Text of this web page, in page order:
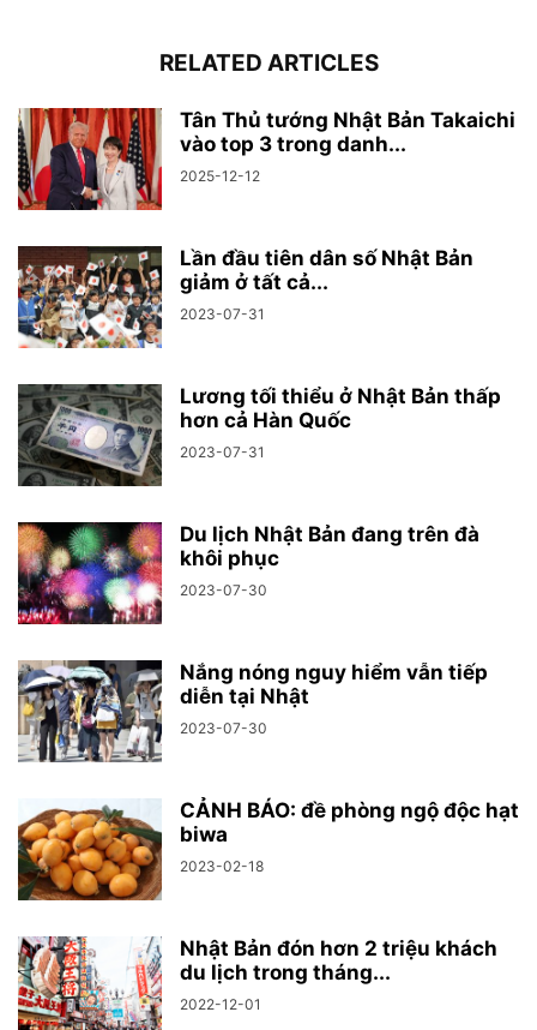
RELATED ARTICLES
Tân Thủ tướng Nhật Bản Takaichi
vào top 3 trong danh...
2025-12-12
Lần đầu tiên dân số Nhật Bản
giảm ở tất cả...
2023-07-31
Lương tối thiểu ở Nhật Bản thấp
hơn cả Hàn Quốc
2023-07-31
Du lịch Nhật Bản đang trên đà
khôi phục
2023-07-30
Nắng nóng nguy hiểm vẫn tiếp
diễn tại Nhật
2023-07-30
CẢNH BÁO: đề phòng ngộ độc hạt
biwa
2023-02-18
Nhật Bản đón hơn 2 triệu khách
du lịch trong tháng...
2022-12-01